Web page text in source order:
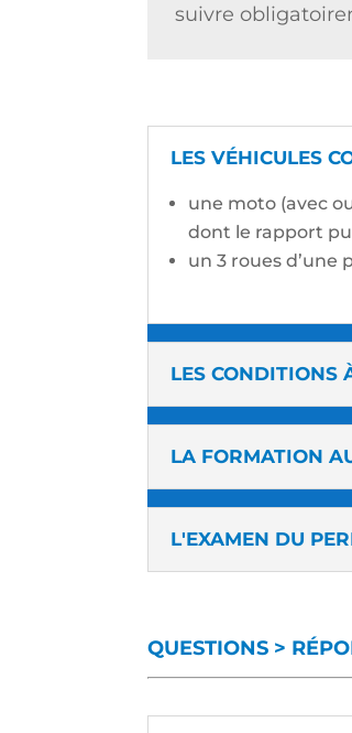
suivre
LES VÉHICULES
une moto (avec
dont le rapport
un 3 roues d’une
LES CONDITIONS
LA FORMATION
L'EXAMEN DU
QUESTIONS >